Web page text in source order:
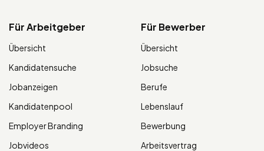
Für Arbeitgeber
Übersicht
Kandidatensuche
Jobanzeigen
Kandidatenpool
Employer Branding
Jobvideos
Für Bewerber
Übersicht
Jobsuche
Berufe
Lebenslauf
Bewerbung
Arbeitsvertrag